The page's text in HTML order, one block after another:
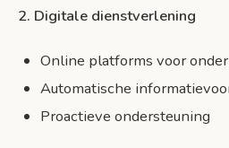
2. Digitale dienstverlening
Online platforms voor
Automatische
Proactieve ondersteuning